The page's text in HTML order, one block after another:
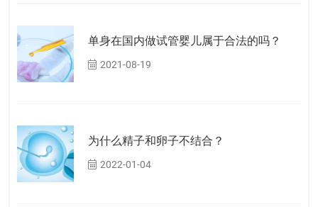
单身在国内做试管婴儿属于合法的吗？
2021-08-19
为什么精子和卵子不结合？
2022-01-04